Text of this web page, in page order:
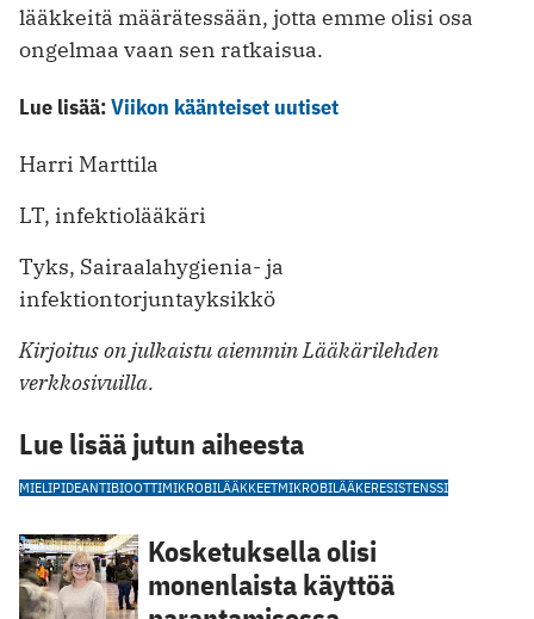
lääkkeitä määrätessään, jotta emme olisi osa
ongelmaa vaan sen ratkaisua.
Lue lisää:Viikon käänteiset uutiset
Harri Marttila
LT, infektiolääkäri
Tyks, Sairaalahygienia- ja
infektiontorjuntayksikkö
Kirjoitus on julkaistu aiemmin Lääkärilehden
verkkosivuilla.
Lue lisää jutun aiheesta
MIELIPIDEANTIBIOOTTIMIKROBILÄÄKKEETMIKROBILÄÄKERESISTENSSI
Kosketuksella olisi
monenlaista käyttöä